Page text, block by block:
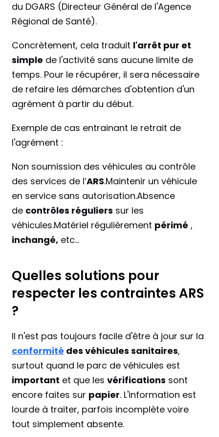
du DGARS (Directeur Général de l'Agence
Régional de Santé).
Concrètement, cela traduit l'arrêt pur et
simple de l'activité sans aucune limite de
temps. Pour le récupérer, il sera nécessaire
de refaire les démarches d'obtention d'un
agrément à partir du début.
Exemple de cas entrainant le retrait de
l'agrément :
Non soumission des véhicules au contrôle
des services de l’ARS.Maintenir un véhicule
en service sans autorisation.Absence
de contrôles réguliers sur les
véhicules.Matériel régulièrement périmé
inchangé, etc...
Quelles solutions pour
respecter les contraintes ARS
?
conformité des véhicules sanitaires,
important et que les vérifications sont
encore faites sur papier. L'information est
lourde à traiter, parfois incomplète voire
tout simplement absente.